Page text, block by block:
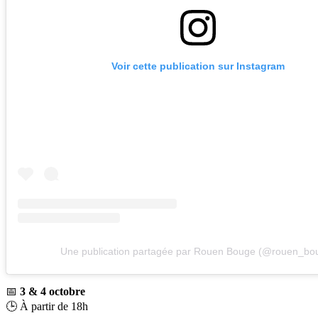
Voir cette publication sur Instagram
Une publication partagée par Rouen Bouge
📅 3 & 4 octobre
🕒 À partir de 18h